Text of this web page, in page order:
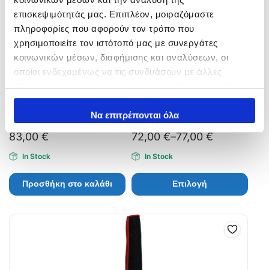
επισκεψιμότητάς μας. Επιπλέον, μοιραζόμαστε
πληροφορίες που αφορούν τον τρόπο που
χρησιμοποιείτε τον ιστότοπό μας με συνεργάτες
κοινωνικών μέσων, διαφήμισης και αναλύσεων, οι
οποίοι ενδεχομένως να τις συνδυάσουν με άλλες
πληροφορίες που τους έχετε παραχωρήσει ή τις οποίες
έχουν συλλέξει σε σχέση με την από μέρους σας χρήση
των υπηρεσιών τους.Να επιτρέπονται όλα
83,00€
In Stock
Προσθήκη στο καλάθι
Θήκη Καλαμιών Σκληρή
72,00€–77,00€
In Stock
Επιλογή